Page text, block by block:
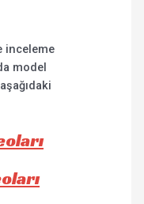
inceleme
model